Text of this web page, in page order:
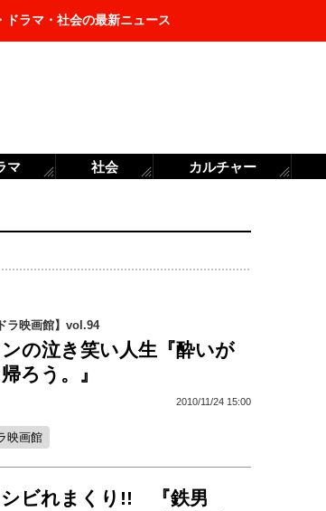
ドラマ・社会の最新ニュース
ラ映画館】vol.94
の泣き笑い人生『酔いが
ろう。』
2010/11/24 15:00
映画館
ビれまくり!! 『鉄男
マ 社会 カルチャー